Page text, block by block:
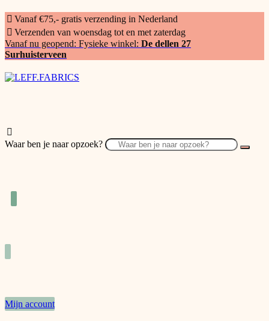
Vanaf €75,- gratis verzending in Nederland
Verzenden van woensdag tot en met zaterdag
Vanaf nu geopend: Fysieke winkel: De dellen 27
Surhuisterveen
Waar ben je naar opzoek?
Mijn account